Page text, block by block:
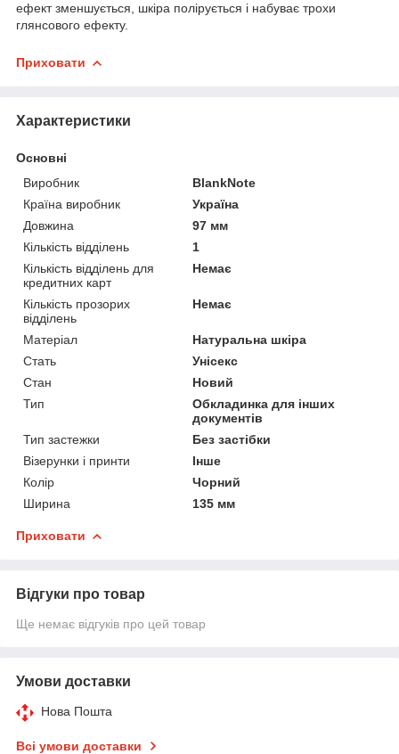
ефект зменшується, шкіра полірується і набуває трохи
глянсового ефекту.
Приховати
Характеристики
Основні
Виробник
BlankNote
Країна виробник
Україна
Довжина
97 мм
Кількість відділень
1
Кількість відділень для
кредитних карт
Немає
Кількість прозорих
відділень
Немає
Матеріал
Натуральна шкіра
Стать
Унісекс
Стан
Новий
Тип
Обкладинка для інших
документів
Тип застежки
Без застібки
Візерунки і принти
Інше
Колір
Чорний
Ширина
135 мм
Приховати
Відгуки про товар
Ще немає відгуків про цей товар
Умови доставки
Нова Пошта
Всі умови доставки